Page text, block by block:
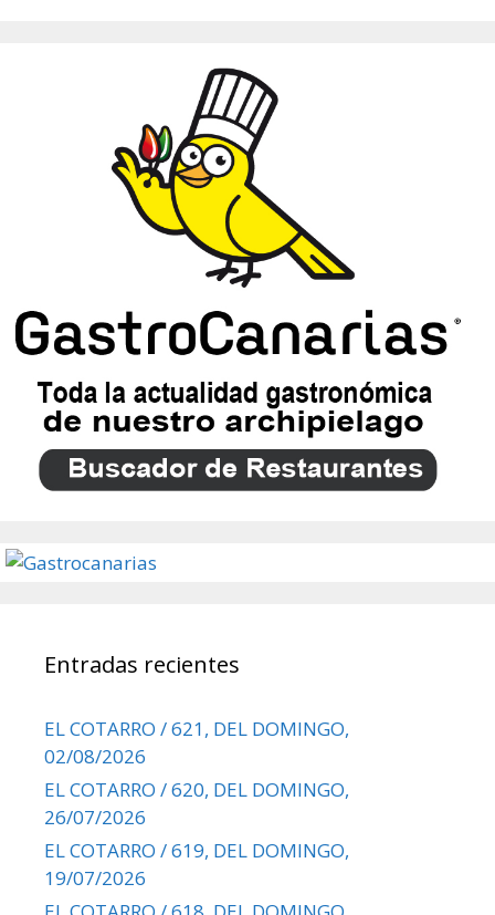
Entradas recientes
EL COTARRO / 621, DEL DOMINGO,
02/08/2026
EL COTARRO / 620, DEL DOMINGO,
26/07/2026
EL COTARRO / 619, DEL DOMINGO,
19/07/2026